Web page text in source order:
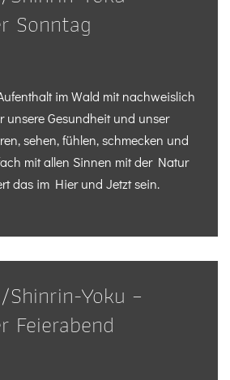
Sonntag
im Wald mit nachweislich
unsere Gesundheit und unser
sehen, fühlen, schmecken und
mit allen Sinnen mit der Natur
das im Hier und Jetzt sein.
Yoku –
Feierabend